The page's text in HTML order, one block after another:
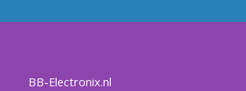
BB-Electronix.nl